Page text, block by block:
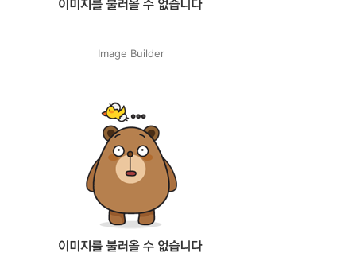
Image Builder